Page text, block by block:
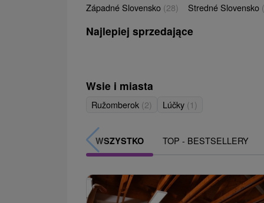
Západné Slovensko (28) Stredné Slovensko
Najlepiej sprzedające
Wsie i miasta
Ružomberok (2) Lúčky (1)
WSZYSTKO TOP - BESTSELLERY